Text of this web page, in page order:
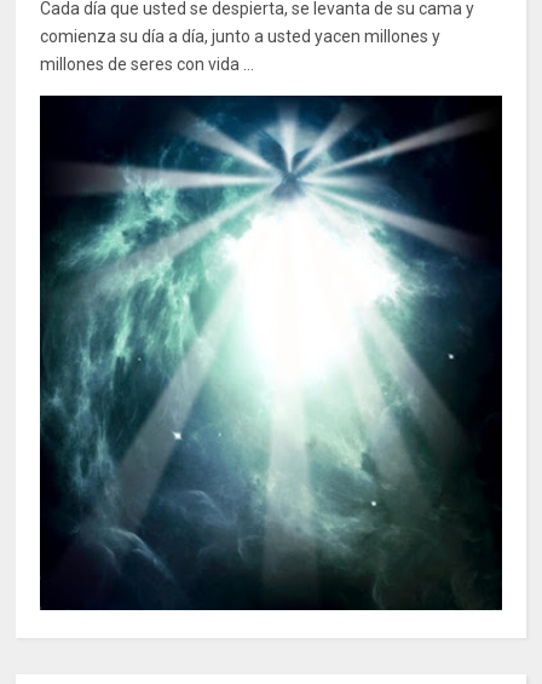
Cada día que usted se despierta, se levanta de su cama y
comienza su día a día, junto a usted yacen millones y
millones de seres con vida ...